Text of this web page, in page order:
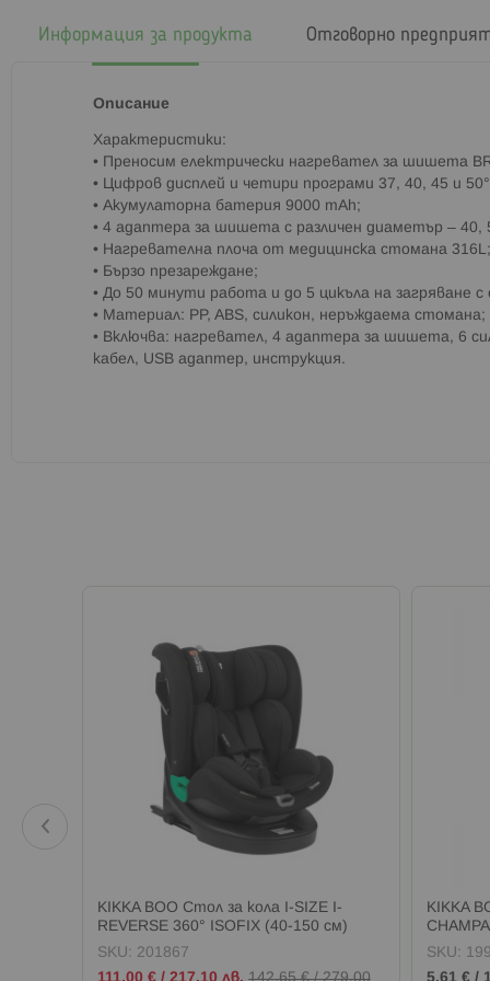
Информация за продукта
Описание
Характеристики:
• Преносим електрически нагревател за шишета
• Цифров дисплей и четири програми 37, 40, 45 и
• Акумулаторна батерия 9000 mAh;
• 4 адаптера зa шишета с различен диаметър – 40,
• Нагревателна плоча от медицинска стомана 316L;
• Бързо презареждане;
• До 50 минути работа и до 5 цикъла на загряване с
• Материал: PP, ABS, силикон, неръждаема стомана;
• Включва: нагревател, 4 адаптера за шишета, 6
кабел, USB адаптер, инструкция.
Отговорно
KIKKA BOO Стол за кола I-SIZE I-
REVERSE 360° ISOFIX (40-150 см)
BLACK
SKU: 201867
Промо
111,00 € / 217,10 лв. 142,65 €/279,00
KIKKA
SKU:
5,61 € /